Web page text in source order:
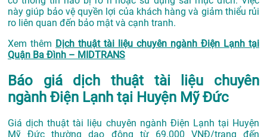
này giúp bảo vệ quyền lợi của khách hàng và giảm thiểu rủi
ro liên quan đến bảo mật và cạnh tranh.
Xem thêm Dịch thuật tài liệu chuyên ngành Điện Lạnh tại
Quận Ba Đình – MIDTRANS
Báo giá dịch thuật tài liệu chuyên
ngành Điện Lạnh tại Huyện Mỹ Đức
Giá dịch thuật tài liệu chuyên ngành Điện Lạnh tại Huyện
Mỹ Đức thường dao động từ 69.000 VNĐ/trang đến